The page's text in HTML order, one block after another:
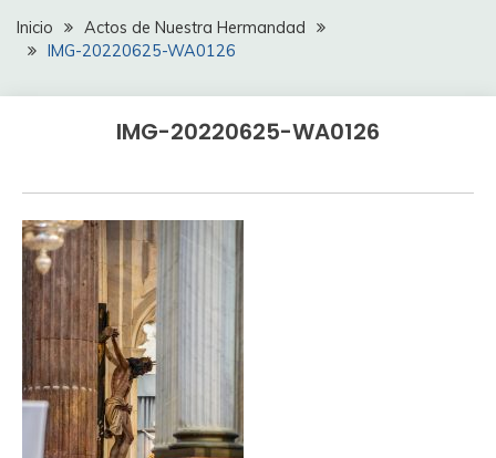
Inicio
Actos de Nuestra Hermandad
IMG-20220625-WA0126
IMG-20220625-WA0126